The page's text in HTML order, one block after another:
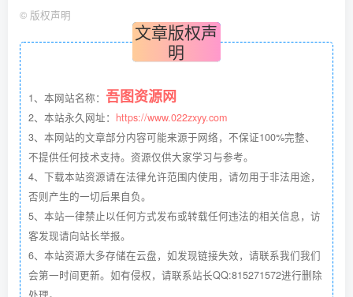
© 版权声明
文章版权声
明
1、本网站名称： 吾图资源网
2、本站永久网址： https://www.022zxyy.com
3、本网站的文章部分内容可能来源于网络，不保证100%完整、
不提供任何技术支持。资源仅供大家学习与参考。
4、下载本站资源请在法律允许范围内使用，请勿用于非法用途，
否则产生的一切后果自负。
5、本站一律禁止以任何方式发布或转载任何违法的相关信息，访
客发现请向站长举报。
6、本站资源大多存储在云盘，如发现链接失效，请联系我们我们
会第一时间更新。如有侵权，请联系站长QQ:815271572进行删除